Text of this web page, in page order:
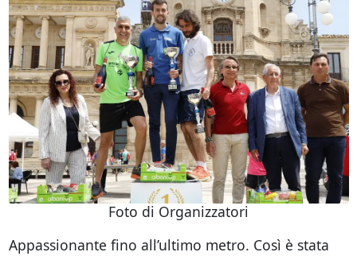
Foto di Organizzatori
Appassionante fino all’ultimo metro. Così è stata